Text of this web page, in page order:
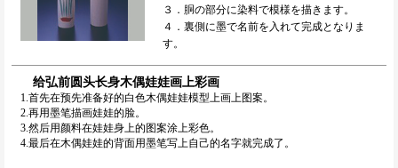
３．胴の部分に染料で模様を描きます。
４．裏側に墨で名前を入れて完成となりま
す。
给弘前圆头长身木偶娃娃画上彩画
1.首先在预先准备好的白色木偶娃娃模型上画上图案。
2.再用墨笔描画娃娃的脸。
3.然后用颜料在娃娃身上的图案涂上彩色。
4.最后在木偶娃娃的背面用墨笔写上自己的名字就完成了。